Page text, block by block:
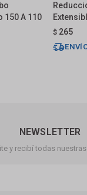
150 A 110
$ 265
NEWSLETTER
y recibí todas